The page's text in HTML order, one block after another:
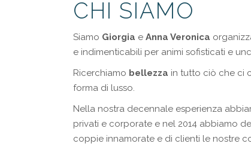
CHI SIAMO
Siamo Giorgia e Anna Veronica
e indimenticabili per animi sofisticati e
Ricerchiamo bellezza in tutto ciò che ci
forma di lusso.
Nella nostra decennale esperienza
privati e corporate e nel 2014 abbiamo
coppie innamorate e di clienti le nostre